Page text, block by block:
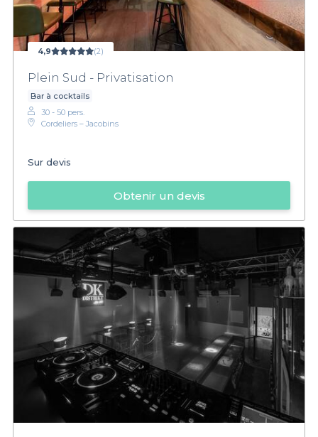
4,9 (2)
Plein Sud - Privatisation
Bar à cocktails
30 - 50 pers.
Cordeliers – Jacobins
Sur devis
Obtenir un devis